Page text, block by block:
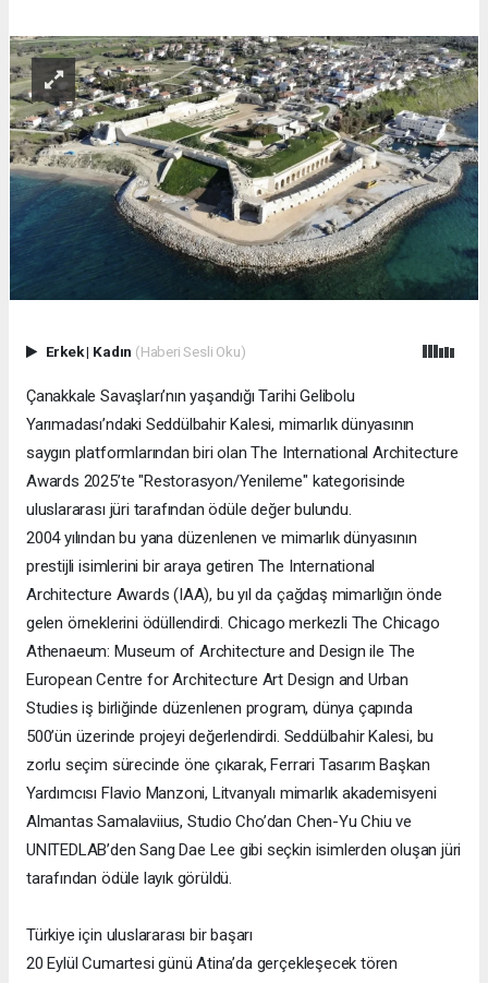
Erkek| Kadın (Haberi Sesli Oku)
Çanakkale Savaşları’nın yaşandığı Tarihi Gelibolu
Yarımadası’ndaki Seddülbahir Kalesi, mimarlık dünyasının
saygın platformlarından biri olan The International Architecture
Awards 2025’te "Restorasyon/Yenileme" kategorisinde
uluslararası jüri tarafından ödüle değer bulundu.
2004 yılından bu yana düzenlenen ve mimarlık dünyasının
prestijli isimlerini bir araya getiren The International
Architecture Awards (IAA), bu yıl da çağdaş mimarlığın önde
gelen örneklerini ödüllendirdi. Chicago merkezli The Chicago
Athenaeum: Museum of Architecture and Design ile The
European Centre for Architecture Art Design and Urban
Studies iş birliğinde düzenlenen program, dünya çapında
500’ün üzerinde projeyi değerlendirdi. Seddülbahir Kalesi, bu
zorlu seçim sürecinde öne çıkarak, Ferrari Tasarım Başkan
Yardımcısı Flavio Manzoni, Litvanyalı mimarlık akademisyeni
Almantas Samalaviius, Studio Cho’dan Chen-Yu Chiu ve
UNITEDLAB’den Sang Dae Lee gibi seçkin isimlerden oluşan jüri
tarafından ödüle layık görüldü.
Türkiye için uluslararası bir başarı
20 Eylül Cumartesi günü Atina’da gerçekleşecek tören